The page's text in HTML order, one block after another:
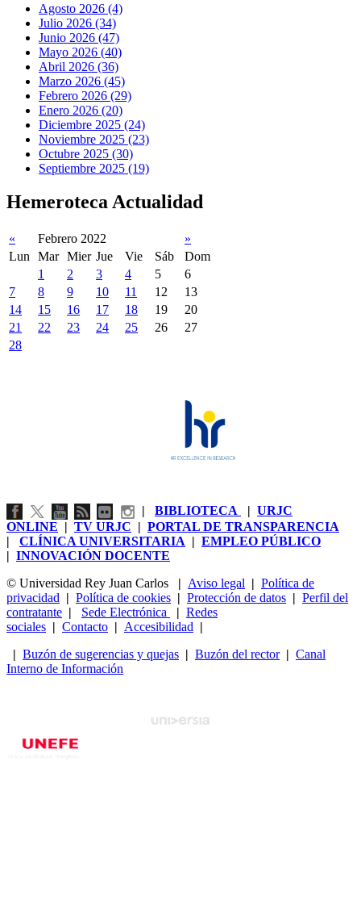
Agosto 2026 (4)
Julio 2026 (34)
Junio 2026 (47)
Mayo 2026 (40)
Abril 2026 (36)
Marzo 2026 (45)
Febrero 2026 (29)
Enero 2026 (20)
Diciembre 2025 (24)
Noviembre 2025 (23)
Octubre 2025 (30)
Septiembre 2025 (19)
Hemeroteca Actualidad
« Febrero 2022
»
Lun
Mar Mier Jue Vie Sáb
Dom
1
2 3 4 5
6
7
8 9 10 11 12
13
14
15 16 17 18 19
20
21
22 23 24 25 26
27
28
| BIBLIOTECA | URJC
ONLINE | TV URJC | PORTAL DE TRANSPARENCIA
| CLÍNICA UNIVERSITARIA | EMPLEO PÚBLICO
| INNOVACIÓN DOCENTE
© Universidad Rey Juan Carlos
| Aviso legal | Política de
privacidad | Política de cookies | Protección de datos | Perfil del
contratante | Sede Electrónica | Redes
sociales | Contacto | Accesibilidad |
| Buzón de sugerencias y quejas | Buzón del rector| Canal
Interno de Información